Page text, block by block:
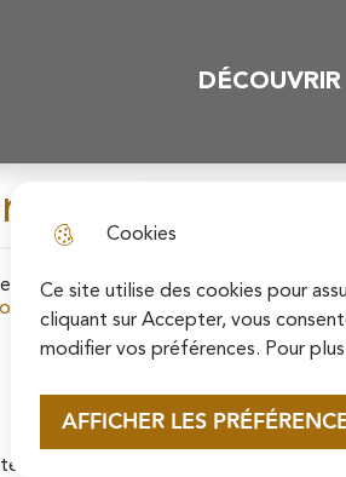
Cookies
Ce site utilise des cookies pour
cliquant sur Accepter, vous
modifier vos préférences. Pour
AFFICHER LES
Menu principal
i
t
i
o
n
DÉCOUVRIR
municipale Les tribunes
et Solidaire" - février 2023